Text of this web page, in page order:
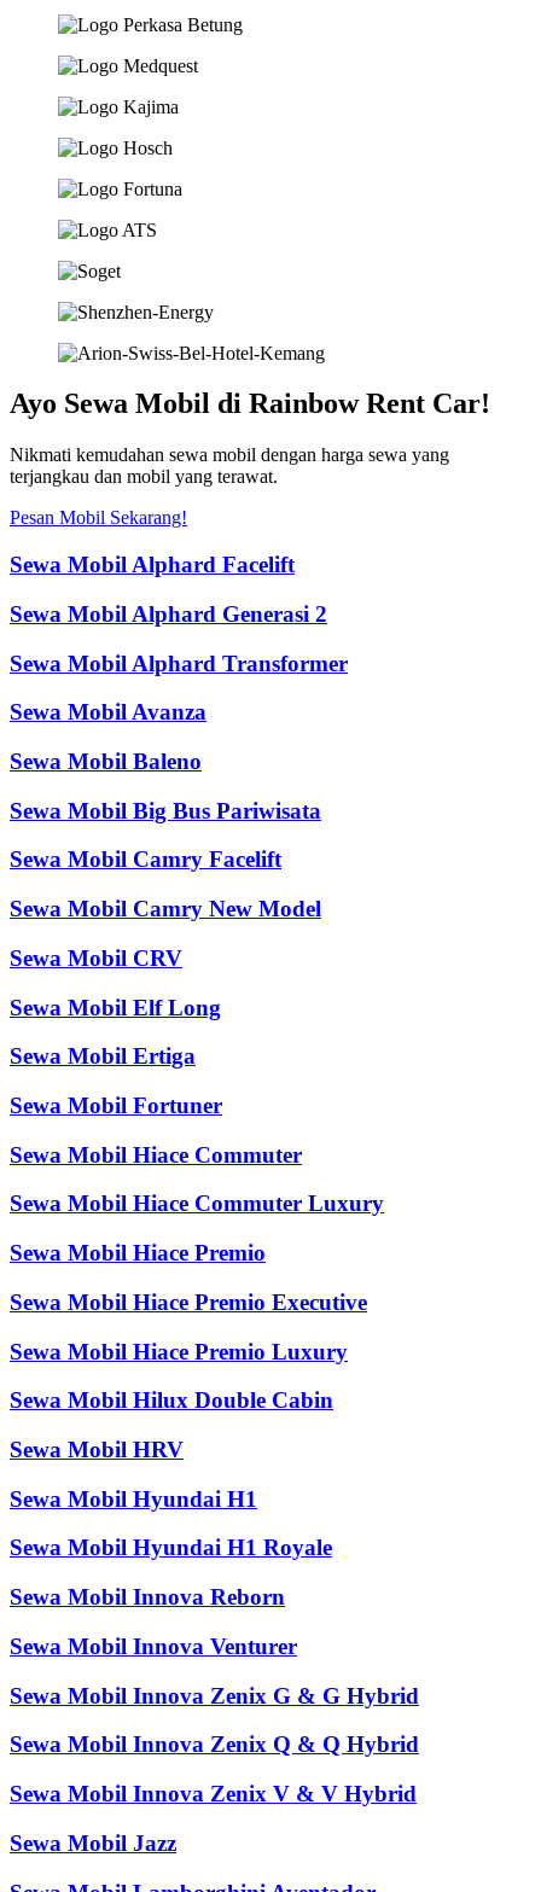
Ayo Sewa Mobil di Rainbow Rent Car!
Nikmati kemudahan sewa mobil dengan harga sewa yang
terjangkau dan mobil yang terawat.
Pesan Mobil Sekarang!
Sewa Mobil Alphard Facelift
Sewa Mobil Alphard Generasi 2
Sewa Mobil Alphard Transformer
Sewa Mobil Avanza
Sewa Mobil Baleno
Sewa Mobil Big Bus Pariwisata
Sewa Mobil Camry Facelift
Sewa Mobil Camry New Model
Sewa Mobil CRV
Sewa Mobil Elf Long
Sewa Mobil Ertiga
Sewa Mobil Fortuner
Sewa Mobil Hiace Commuter
Sewa Mobil Hiace Commuter Luxury
Sewa Mobil Hiace Premio
Sewa Mobil Hiace Premio Executive
Sewa Mobil Hiace Premio Luxury
Sewa Mobil Hilux Double Cabin
Sewa Mobil HRV
Sewa Mobil Hyundai H1
Sewa Mobil Hyundai H1 Royale
Sewa Mobil Innova Reborn
Sewa Mobil Innova Venturer
Sewa Mobil Innova Zenix G & G Hybrid
Sewa Mobil Innova Zenix Q & Q Hybrid
Sewa Mobil Innova Zenix V & V Hybrid
Sewa Mobil Jazz